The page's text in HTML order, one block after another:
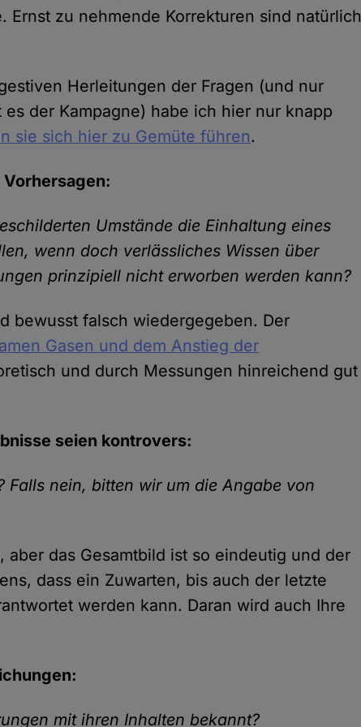
Ernst zu nehmende Korrekturen sind natürlich
Herleitungen der Fragen (und nur
der Kampagne) habe ich hier nur knapp
sie sich hier zu Gemüte führen.
Umstände die Einhaltung eines
wenn doch verlässliches Wissen über
prinzipiell nicht erworben werden kann?
bewusst falsch wiedergegeben. Der
Gasen und dem Anstieg der
und durch Messungen hinreichend gut
seien kontrovers:
Falls nein, bitten wir um die Angabe von
aber das Gesamtbild ist so eindeutig und der
dass ein Zuwarten, bis auch der letzte
werden kann. Daran wird auch Ihre
mit ihren Inhalten bekannt?